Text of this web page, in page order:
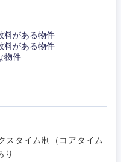
料がある物件
料がある物件
物件
スタイム制（コアタイム
り静岡県